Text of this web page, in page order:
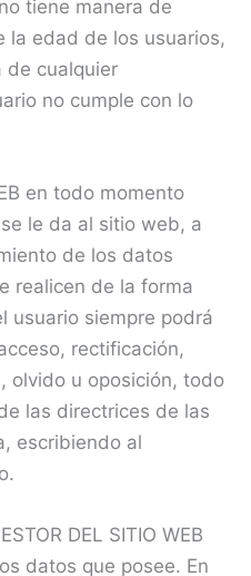
no tiene manera de
la edad de los usuarios,
de cualquier
no cumple con lo
en todo momento
le da al sitio web, a
de los datos
realicen de la forma
usuario siempre podrá
rectificación,
olvido u oposición, todo
las directrices de las
escribiendo al
DEL SITIO WEB
datos que posee. En